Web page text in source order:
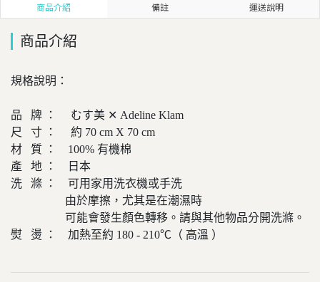
商品介紹 備註 運送說明
商品介紹
規格說明：
品 牌 ： むす美 ✕ Adeline Klam
尺 寸 ： 約 70 cm X 70 cm
材 質 ： 100% 有機棉
產 地 ： 日本
洗 滌 ： 可用家用洗衣機或手洗
由於摩擦，尤其是在潮濕時
可能會發生顏色轉移。請與其他物品分開洗滌。
熨 燙 ： 加熱至約 180 - 210℃（ 高溫 ）